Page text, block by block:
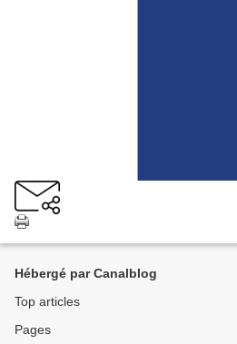
Hébergé par Canalblog
Top articles
Pages